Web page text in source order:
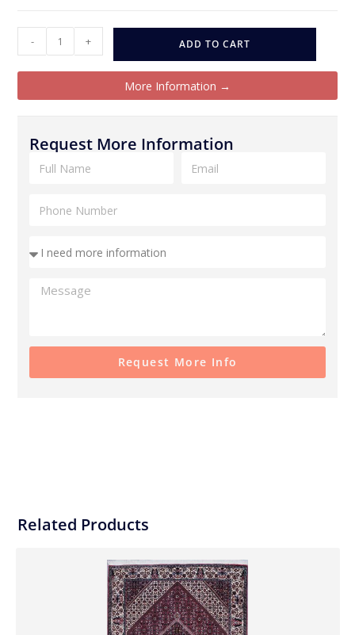
- + ADD TO CART
More Information →
Request More Information
Request More Info
Related Products